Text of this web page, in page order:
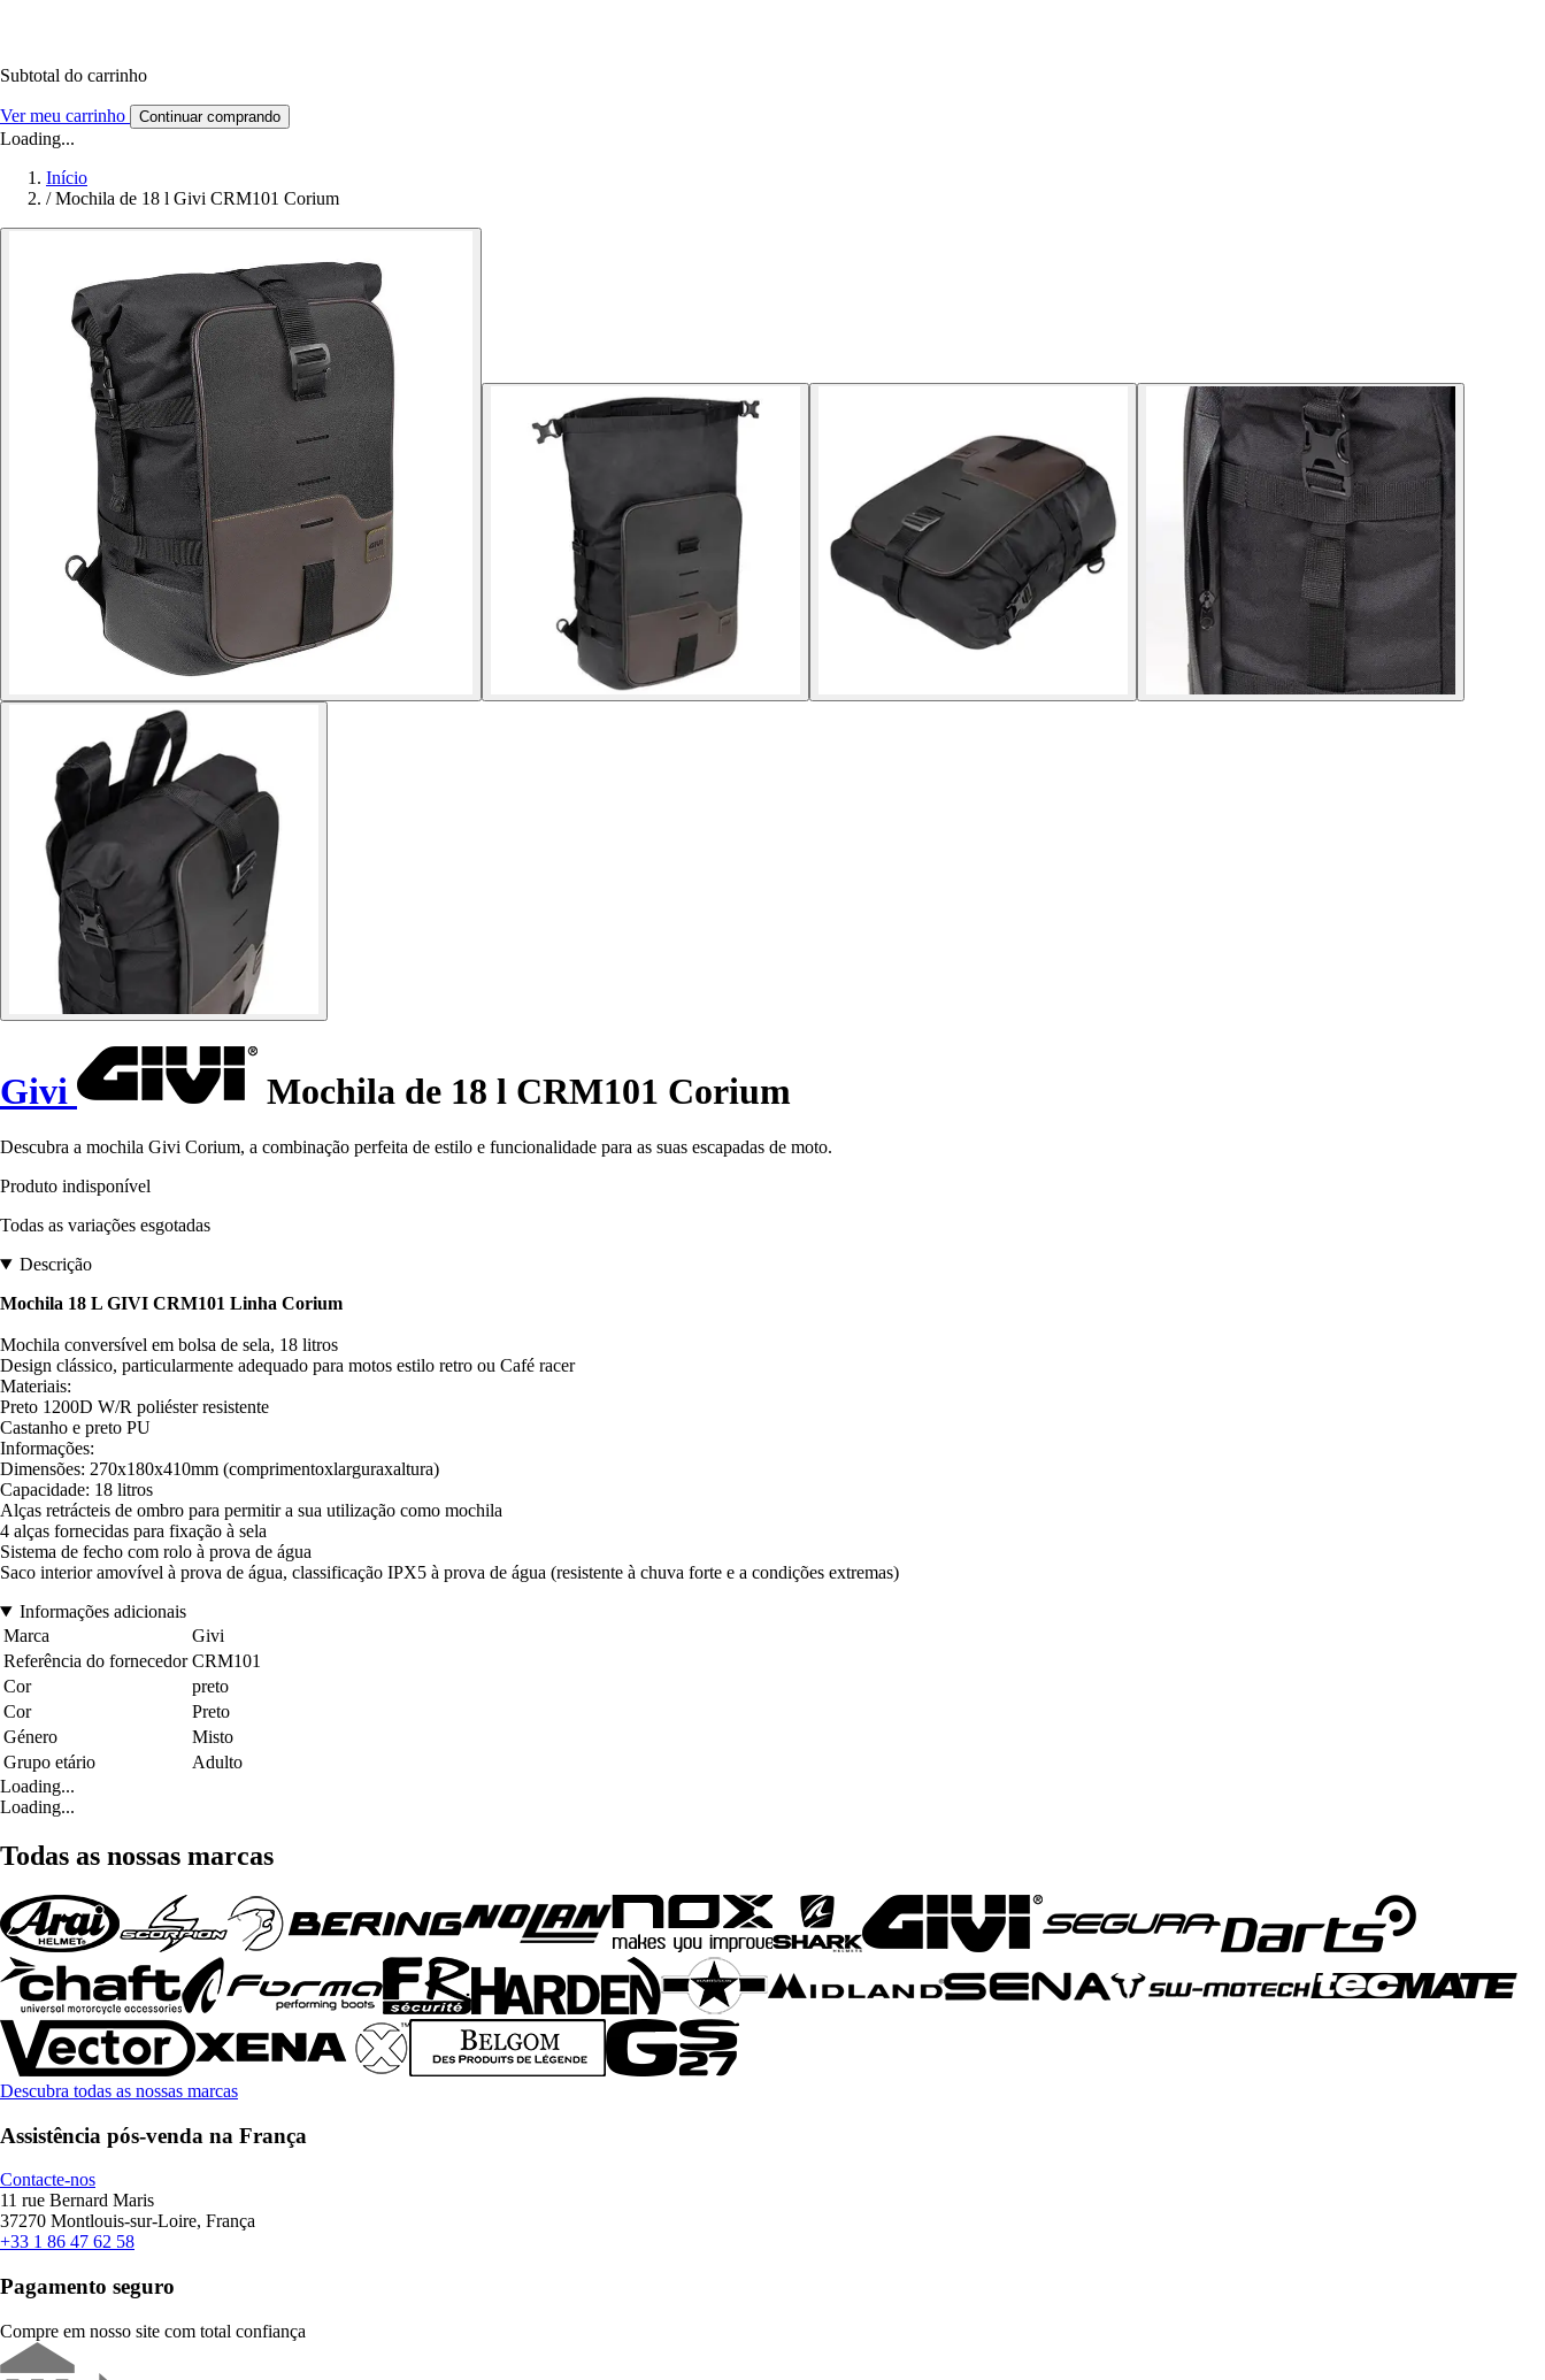
Subtotal do carrinho
Ver meu carrinho Continuar comprando
Loading...
Início
/ Mochila de 18 l Givi CRM101 Corium
Givi Mochila de 18 l CRM101 Corium
Descubra a mochila Givi Corium, a combinação perfeita de estilo e funcionalidade para as suas escapadas de moto.
Produto indisponível
Todas as variações esgotadas
Descrição
Mochila 18 L GIVI CRM101 Linha Corium
Mochila conversível em bolsa de sela, 18 litros
Design clássico, particularmente adequado para motos estilo retro ou Café racer
Materiais:
Preto 1200D W/R poliéster resistente
Castanho e preto PU
Informações:
Dimensões: 270x180x410mm (comprimentoxlarguraxaltura)
Capacidade: 18 litros
Alças retrácteis de ombro para permitir a sua utilização como mochila
4 alças fornecidas para fixação à sela
Sistema de fecho com rolo à prova de água
Saco interior amovível à prova de água, classificação IPX5 à prova de água (resistente à chuva forte e a condições extremas)
Informações adicionais
Marca
Givi
Referência do fornecedor CRM101
Cor
preto
Cor
Preto
Género
Misto
Grupo etário
Adulto
Loading...
Loading...
Todas as nossas marcas
Descubra todas as nossas marcas
Assistência pós-venda na França
Contacte-nos
11 rue Bernard Maris
37270 Montlouis-sur-Loire, França
+33 1 86 47 62 58
Pagamento seguro
Compre em nosso site com total confiança